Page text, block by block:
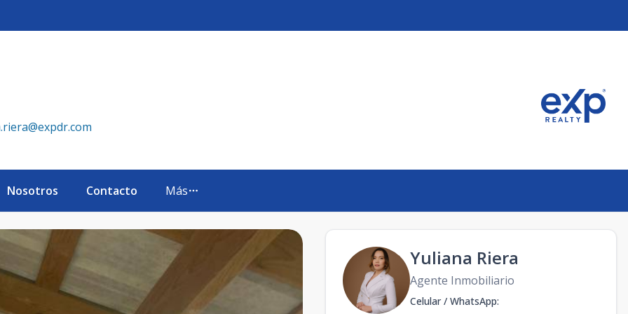
Nosotros Contacto Más
Yuliana Riera
Agente Inmobiliario
Celular / WhatsApp:
Realty República Dominicana